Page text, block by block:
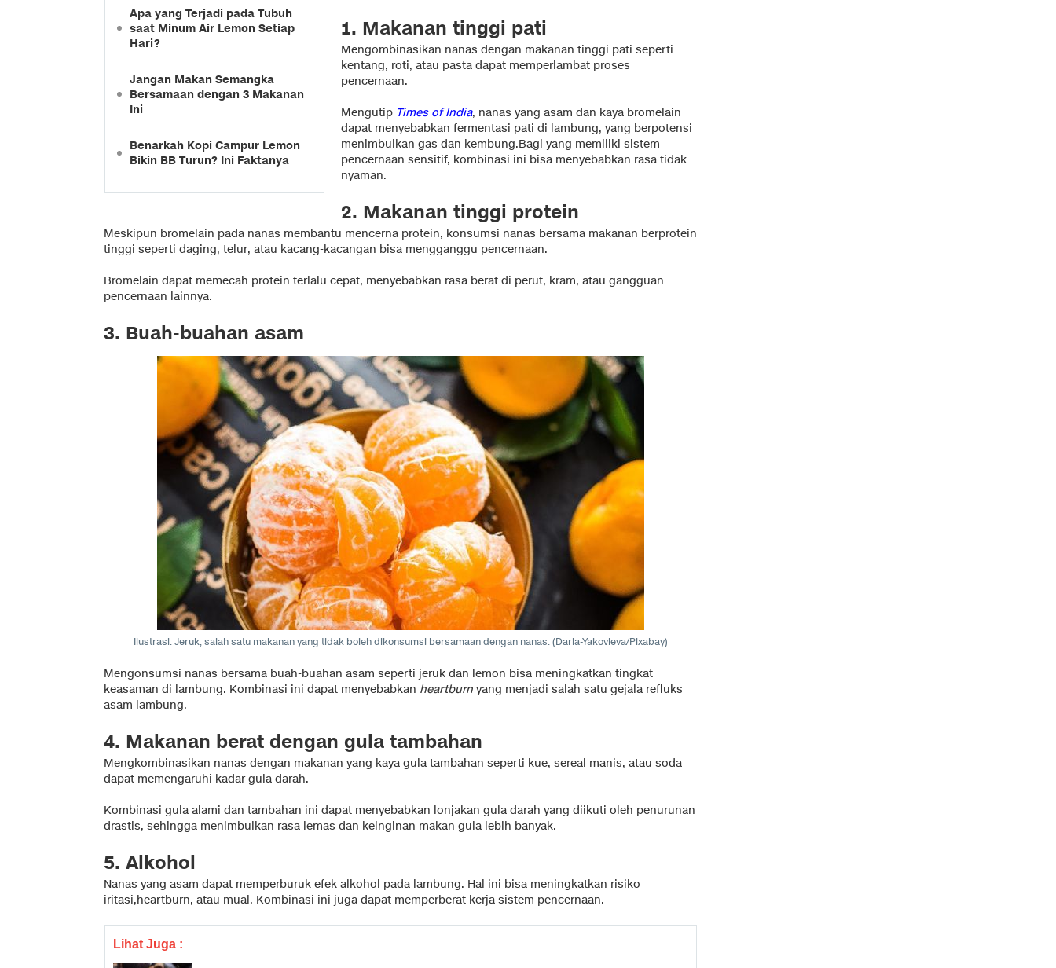
Apa yang Terjadi pada Tubuh
saat Minum Air Lemon Setiap
Hari?
Jangan Makan Semangka
Bersamaan dengan 3 Makanan
Ini
Benarkah Kopi Campur Lemon
Bikin BB Turun? Ini Faktanya
1. Makanan tinggi pati
Mengombinasikan nanas dengan makanan tinggi pati seperti
kentang, roti, atau pasta dapat memperlambat proses
pencernaan.
Mengutip Times of India, nanas yang asam dan kaya bromelain
dapat menyebabkan fermentasi pati di lambung, yang berpotensi
menimbulkan gas dan kembung.Bagi yang memiliki sistem
pencernaan sensitif, kombinasi ini bisa menyebabkan rasa tidak
nyaman.
2. Makanan tinggi protein
Meskipun bromelain pada nanas membantu mencerna protein, konsumsi nanas bersama makanan berprotein
tinggi seperti daging, telur, atau kacang-kacangan bisa mengganggu pencernaan.
Bromelain dapat memecah protein terlalu cepat, menyebabkan rasa berat di perut, kram, atau gangguan
pencernaan lainnya.
3. Buah-buahan asam
Ilustrasi. Jeruk, salah satu makanan yang tidak boleh dikonsumsi bersamaan dengan nanas. (Daria-Yakovleva/Pixabay)
Mengonsumsi nanas bersama buah-buahan asam seperti jeruk dan lemon bisa meningkatkan tingkat
keasaman di lambung. Kombinasi ini dapat menyebabkan heartburn yang menjadi salah satu gejala refluks
asam lambung.
4. Makanan berat dengan gula tambahan
Mengkombinasikan nanas dengan makanan yang kaya gula tambahan seperti kue, sereal manis, atau soda
dapat memengaruhi kadar gula darah.
Kombinasi gula alami dan tambahan ini dapat menyebabkan lonjakan gula darah yang diikuti oleh penurunan
drastis, sehingga menimbulkan rasa lemas dan keinginan makan gula lebih banyak.
5. Alkohol
Nanas yang asam dapat memperburuk efek alkohol pada lambung. Hal ini bisa meningkatkan risiko
iritasi,heartburn, atau mual. Kombinasi ini juga dapat memperberat kerja sistem pencernaan.
Lihat Juga :